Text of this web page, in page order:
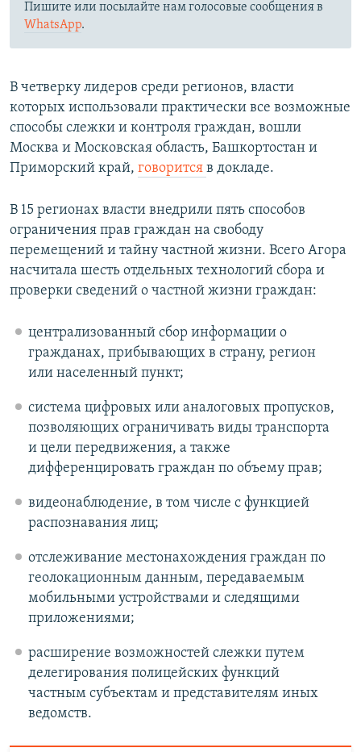
Пишите или посылайте нам голосовые сообщения в
WhatsApp.
В четверку лидеров среди регионов, власти
которых использовали практически все возможные
способы слежки и контроля граждан, вошли
Москва и Московская область, Башкортостан и
Приморский край, говорится в докладе.
В 15 регионах власти внедрили пять способов
ограничения прав граждан на свободу
перемещений и тайну частной жизни. Всего Агора
насчитала шесть отдельных технологий сбора и
проверки сведений о частной жизни граждан:
централизованный сбор информации о
гражданах, прибывающих в страну, регион
или населенный пункт;
система цифровых или аналоговых пропусков,
позволяющих ограничивать виды транспорта
и цели передвижения, а также
дифференцировать граждан по объему прав;
видеонаблюдение, в том числе с функцией
распознавания лиц;
отслеживание местонахождения граждан по
геолокационным данным, передаваемым
мобильными устройствами и следящими
приложениями;
расширение возможностей слежки путем
делегирования полицейских функций
частным субъектам и представителям иных
ведомств.